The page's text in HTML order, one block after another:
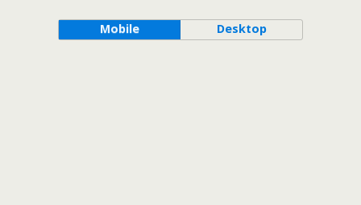
Mobile Desktop